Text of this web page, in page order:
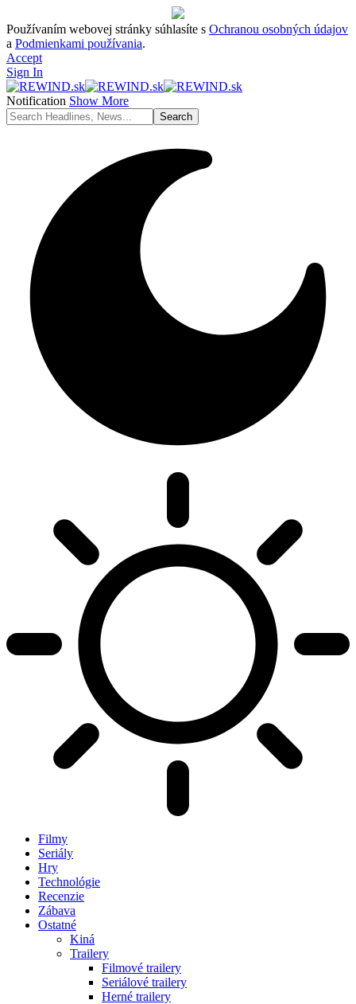
Používaním webovej stránky súhlasíte s Ochranou osobných údajov
a Podmienkami používania.
Accept
Sign In
Notification Show More
Filmy
Seriály
Hry
Technológie
Recenzie
Zábava
Ostatné
Kiná
Trailery
Filmové trailery
Seriálové trailery
Herné trailery